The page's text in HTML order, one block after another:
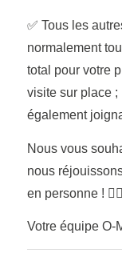
✅ Tous les
normalement
total pour votre
visite sur place ;
également
Nous vous
nous
en personne !
Votre équipe O-